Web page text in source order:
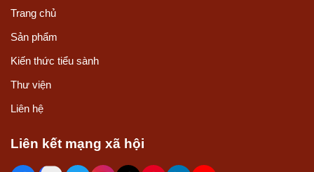
Trang chủ
Sản phẩm
Kiến thức tiểu sành
Thư viện
Liên hệ
Liên kết mạng xã hội